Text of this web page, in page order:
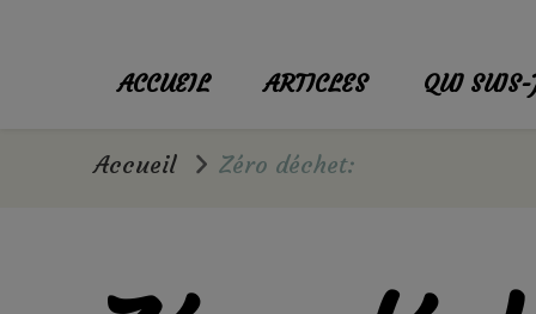
ACCUEIL ARTICLES QUI SUIS-
Accueil Zéro déchet: